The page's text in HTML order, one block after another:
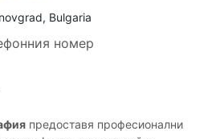
Bulgaria
номер
предоставя професионални